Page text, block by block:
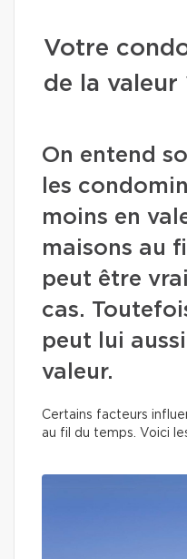
Votre
de la valeur
On entend
les
moins en
maisons au
peut être
cas.
peut lui
valeur.
Certains facteurs
au fil du temps. Voici